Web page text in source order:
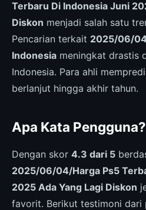
Terbaru Di Indonesia Juni
Diskon menjadi salah satu
Pencarian terkait 2025/06/
Indonesia meningkat drastis
Indonesia. Para ahli
berlanjut hingga akhir tahun.
Apa Kata Pengguna?
Dengan skor 4.3 dari 5
2025/06/04/Harga Ps5
2025 Ada Yang Lagi Diskon
favorit. Berikut testimoni dari